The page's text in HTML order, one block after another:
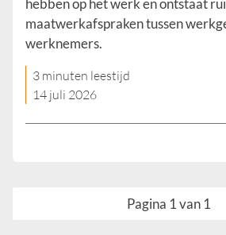
maatwerkafspraken tussen
werknemers.
3 minuten leestijd
14 juli 2026
Pagina 1 van 1